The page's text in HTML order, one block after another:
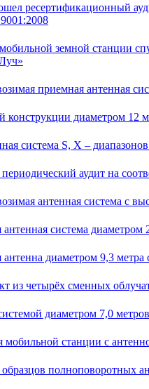
земной станции
приемная антенная
конструкции диаметром 12
система S, X –
аудит на
антенная система с
система
диаметром 9,3
из четырёх сменных
диаметром 7,0
станции с
полноповоротных